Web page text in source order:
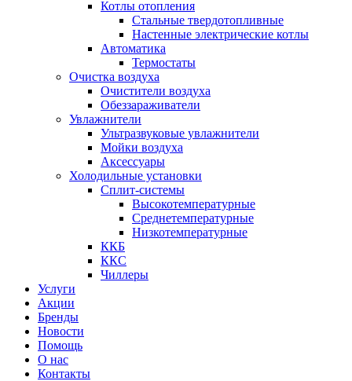
Котлы отопления
Стальные твердотопливные
Настенные электрические котлы
Автоматика
Термостаты
Очистка воздуха
Очистители воздуха
Обеззараживатели
Увлажнители
Ультразвуковые увлажнители
Мойки воздуха
Аксессуары
Холодильные установки
Сплит-системы
Высокотемпературные
Среднетемпературные
Низкотемпературные
ККБ
ККС
Чиллеры
Услуги
Акции
Бренды
Новости
Помощь
О нас
Контакты